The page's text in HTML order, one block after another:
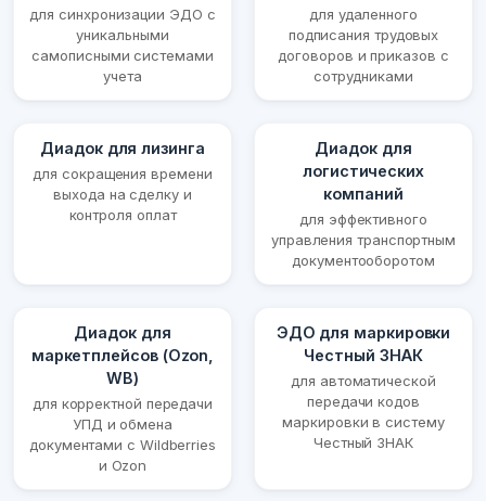
для синхронизации ЭДО с
уникальными
самописными системами
учета
для удаленного
подписания трудовых
договоров и приказов с
сотрудниками
Диадок для лизинга
для сокращения времени
выхода на сделку и
контроля оплат
Диадок для
логистических
компаний
для эффективного
управления транспортным
документооборотом
Диадок для
маркетплейсов (Ozon,
WB)
для корректной передачи
УПД и обмена
документами с Wildberries
и Ozon
ЭДО для маркировки
Честный ЗНАК
для автоматической
передачи кодов
маркировки в систему
Честный ЗНАК